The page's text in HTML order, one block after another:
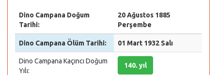
Dino Campana Doğum
Tarihi:
20 Ağustos 1885
Perşembe
Dino Campana Ölüm Tarihi: 01 Mart 1932 Salı
Dino Campana Kaçıncı Doğum
Yılı:
140. yıl